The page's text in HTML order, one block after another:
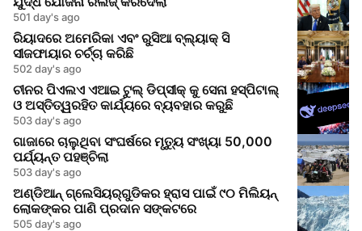
501 day's ago
ରିୟାଦରେ ଅମେରିକା ଏବଂ ରୁସିଆ ବ୍ଲ୍ୟାକ୍ ସି
ସୀଜଫାୟାର ଚର୍ଚ୍ଚା କରିଛି
502 day's ago
ଚୀନର ପିଏଲଏ ଏଆଇ ଟୁଲ୍ ଡିପ୍ସୀକ୍ କୁ ସେନା ହସ୍ପିଟାଲ୍
ଓ ଅସ୍ତିତ୍ୱରହିତ କାର୍ଯ୍ୟରେ ବ୍ୟବହାର କରୁଛି
503 day's ago
ଗାଜାରେ ଚାଲୁଥିବା ସଂଘର୍ଷରେ ମୃତ୍ୟୁ ସଂଖ୍ୟା 50,000
ପର୍ଯ୍ୟନ୍ତ ପହଞ୍ଚିଲା
503 day's ago
ଅଣ୍ଡିଆନ୍ ଗ୍ଲେସିୟର୍‌ଗୁଡିକର ହ୍ରାସ ପାଇଁ ୯୦ ମିଲିୟନ୍
ଲୋକଙ୍କର ପାଣି ପ୍ରଦାନ ସଙ୍କଟରେ
505 day's ago